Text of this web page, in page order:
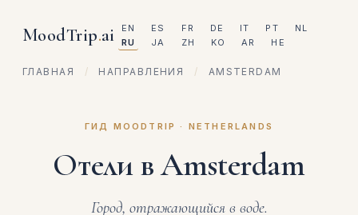
MoodTrip.ai EN ES FR DE IT PT
NL
RU
JA ZH KO AR HE
ГЛАВНАЯ / НАПРАВЛЕНИЯ / AMSTERDAM
ГИД MOODTRIP · NETHERLANDS
Отели в Amsterdam
Город, отражающийся в воде.